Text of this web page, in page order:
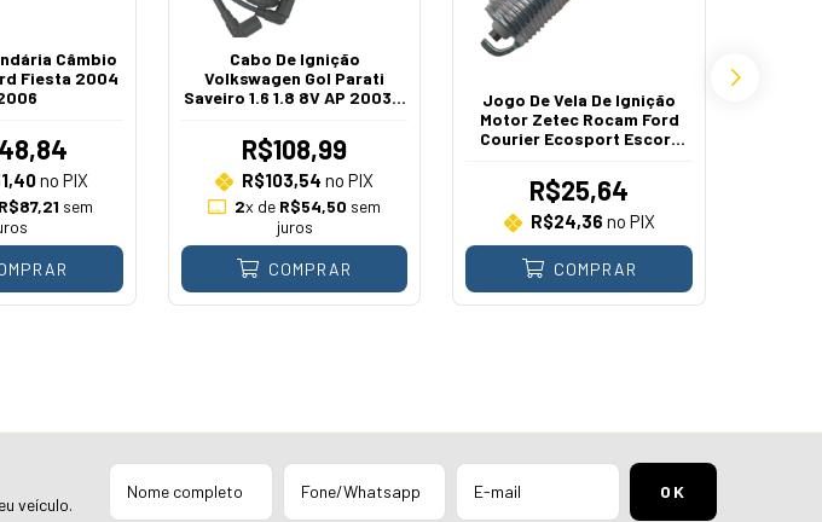
Câmbio
Fiesta 2004
no PIX
R$87,21 sem
Cabo De Ignição
Volkswagen Gol Parati
Saveiro 1.6 1.8 8V AP 2003 A
R$108,99
R$103,54 no PIX
2x de R$54,50 sem
juros
COMPRAR
Jogo De Vela De Ignição
Motor Zetec Rocam Ford
Courier Ecosport Escort
Ka 1999 A 2014
R$25,64
R$24,36 no PIX
COMPRAR
veículo.